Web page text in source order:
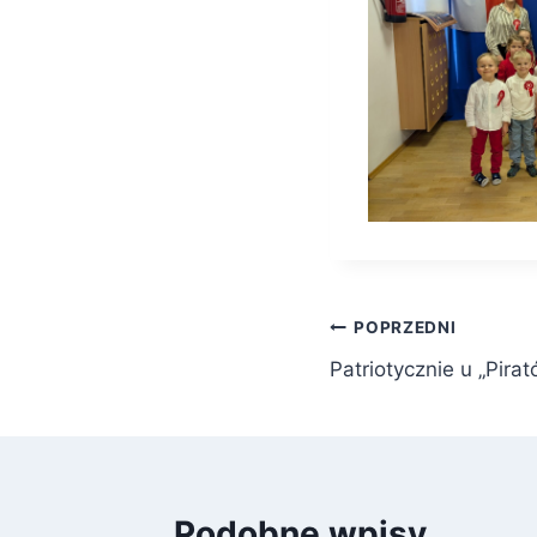
Nawigacja
wpisu
POPRZEDNI
Patriotycznie u